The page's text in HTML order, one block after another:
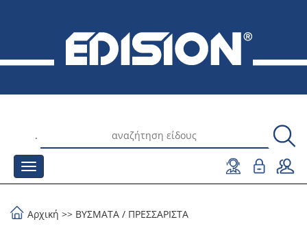
.
Αρχική >> ΒΥΣΜΑΤΑ / ΠΡΕΣΣΑΡΙΣΤΑ